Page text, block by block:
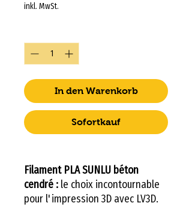
inkl. MwSt.
In den Warenkorb
Sofortkauf
Filament PLA SUNLU béton
cendré : le choix incontournable
pour l'impression 3D avec LV3D.